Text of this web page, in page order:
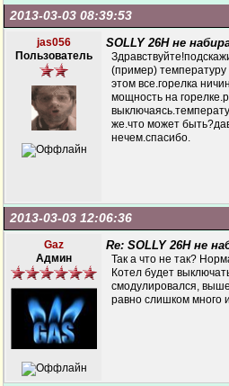
2013-03-03 08:39:53
jas056
Пользователь
SOLLY 26H не
(пример) температуру
этом все.горелка
мощность на
же.что может
нечем.спасибо.
2013-03-03 12:06:36
Gaz
Админ
Re: SOLLY 26H не
Так а что не так?
Котел будет
смодулировался,
равно слишком много